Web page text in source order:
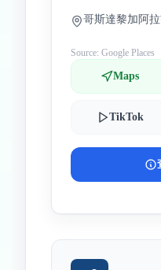
哥斯達黎加阿
Source: Google Places
Maps
TikTok